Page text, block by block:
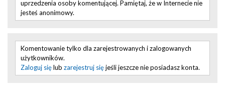
uprzedzenia osoby komentującej. Pamiętaj, że w Internecie nie
jesteś anonimowy.
Komentowanie tylko dla zarejestrowanych i zalogowanych
użytkowników.
Zaloguj sięlub zarejestruj sięjeśli jeszcze nie posiadasz konta.